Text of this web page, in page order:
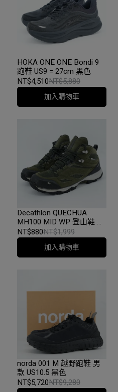
HOKA ONE ONE Bondi 9
跑鞋 US9 = 27cm 黑色
NT$4,510NT$5,880
加入購物車
Decathlon QUECHUA
MH100 MID WP 登山鞋 男
款 EU40／US7.5／25.5cm
軍綠 #2728632
NT$880NT$1,999
加入購物車
norda 001 M 越野跑鞋 男
款 US10.5 黑色
NT$5,720NT$9,280